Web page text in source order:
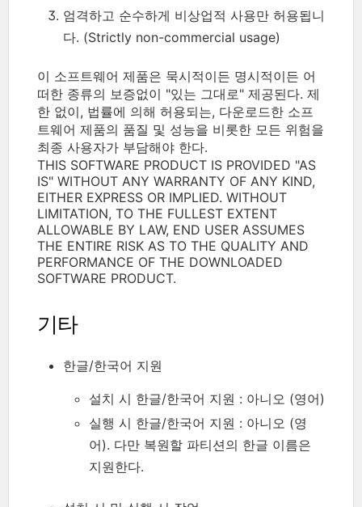
엄격하고 순수하게 비상업적 사용만 허용됩니
다. (Strictly non-commercial usage)
이 소프트웨어 제품은 묵시적이든 명시적이든 어
떠한 종류의 보증없이 "있는 그대로" 제공된다. 제
한 없이, 법률에 의해 허용되는, 다운로드한 소프
트웨어 제품의 품질 및 성능을 비롯한 모든 위험을
최종 사용자가 부담해야 한다.
THIS SOFTWARE PRODUCT IS PROVIDED "AS
IS" WITHOUT ANY WARRANTY OF ANY KIND,
EITHER EXPRESS OR IMPLIED. WITHOUT
LIMITATION, TO THE FULLEST EXTENT
ALLOWABLE BY LAW, END USER ASSUMES
THE ENTIRE RISK AS TO THE QUALITY AND
PERFORMANCE OF THE DOWNLOADED
SOFTWARE PRODUCT.
기타
한글/한국어 지원
설치 시 한글/한국어 지원 : 아니오 (영어)
실행 시 한글/한국어 지원 : 아니오 (영
어). 다만 복원할 파티션의 한글 이름은
지원한다.